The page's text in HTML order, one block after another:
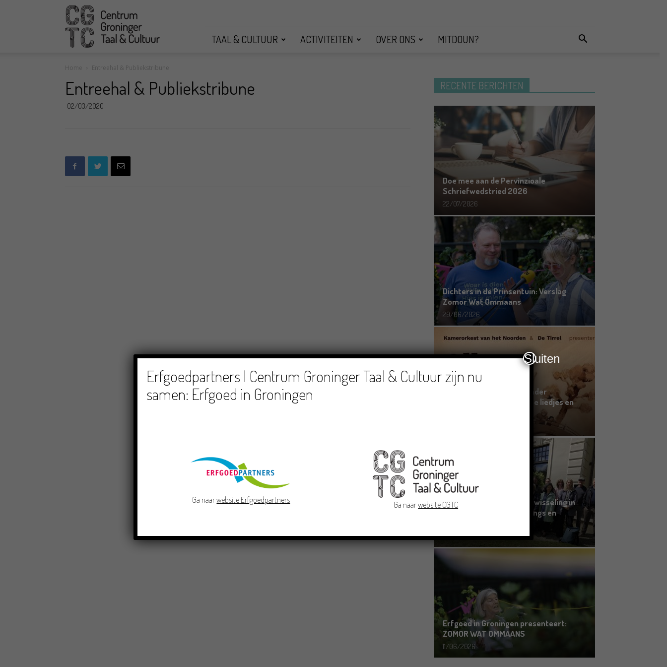
CGTC
TAAL & CULTUUR ACTIVITEITEN OVER ONS MITDOUN?
Home Entreehal & Publiekstribune
Entreehal & Publiekstribune
02/03/2020
RECENTE BERICHTEN
Doe mee aan de Pervinzioale
Schriefwedstried 2026
22/07/2026
Dichters in de Prinsentuin: Verslag
Zomor Wat Ommaans
29/06/2026
Crowdfunding voor bijzonder
kinderboek met Groningse liedjes en
Grensoverschrijdende uitwisseling in
Oldenburg rond het Gronings en
19/06/2026
Erfgoed in Groningen presenteert:
ZOMOR WAT OMMAANS
11/06/2026
Erfgoedpartners | Centrum Groninger Taal & Cultuur zijn nu
samen: Erfgoed in Groningen
Ga naarwebsite Erfgoedpartners
Ga naarwebsite CGTC
Sluiten